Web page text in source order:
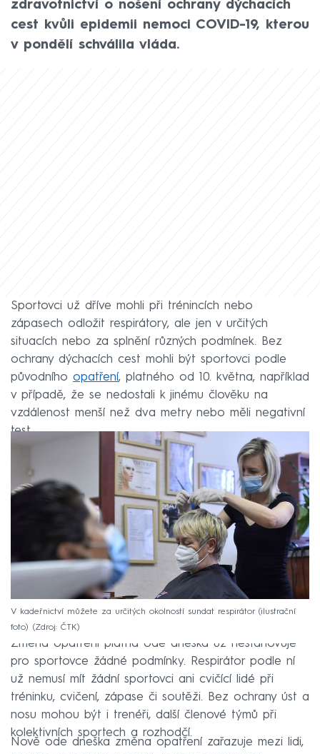
zdravotnictví o nošení ochrany dýchacích
cest kvůli epidemii nemoci COVID-19, kterou
v pondělí schválila vláda.
Sportovci už dříve mohli při trénincích nebo
zápasech odložit respirátory, ale jen v určitých
situacích nebo za splnění různých podmínek. Bez
ochrany dýchacích cest mohli být sportovci podle
původního opatření, platného od 10. května, například
v případě, že se nedostali k jinému člověku na
vzdálenost menší než dva metry nebo měli negativní
test.
V kadeřnictví můžete za určitých okolností sundat respirátor (ilustrační
foto)
Zdroj: ČTK
Změna opatření platná ode dneška už nestanovuje
pro sportovce žádné podmínky. Respirátor podle ní
už nemusí mít žádní sportovci ani cvičící lidé při
tréninku, cvičení, zápase či soutěži. Bez ochrany úst a
nosu mohou být i trenéři, další členové týmů při
kolektivních sportech a rozhodčí.
Nově ode dneška změna opatření zařazuje mezi lidi,